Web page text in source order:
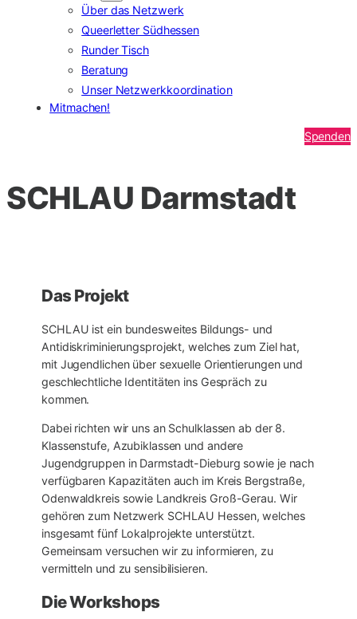
Über das Netzwerk
Queerletter Südhessen
Runder Tisch
Beratung
Unser Netzwerkkoordination
Mitmachen!
Spenden
SCHLAU Darmstadt
Das Projekt
SCHLAU ist ein bundesweites Bildungs- und
Antidiskriminierungsprojekt, welches zum Ziel hat,
mit Jugendlichen über sexuelle Orientierungen und
geschlechtliche Identitäten ins Gespräch zu
kommen.
Dabei richten wir uns an Schulklassen ab der 8.
Klassenstufe, Azubiklassen und andere
Jugendgruppen in Darmstadt-Dieburg sowie je nach
verfügbaren Kapazitäten auch im Kreis Bergstraße,
Odenwaldkreis sowie Landkreis Groß-Gerau. Wir
gehören zum Netzwerk SCHLAU Hessen, welches
insgesamt fünf Lokalprojekte unterstützt.
Gemeinsam versuchen wir zu informieren, zu
vermitteln und zu sensibilisieren.
Die Workshops